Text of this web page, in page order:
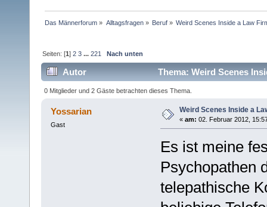
Das Männerforum » Alltagsfragen» Beruf» Weird Scenes Inside a Law
Seiten: [1]2 3 ...221 Nach unten
Autor Thema: Weird Scenes
0 Mitglieder und 2 Gäste betrachten dieses Thema.
Yossarian
Gast
Weird Scenes Inside a
« am: 02. Februar 2012,
Es ist meine
Psychopathen
telepathische